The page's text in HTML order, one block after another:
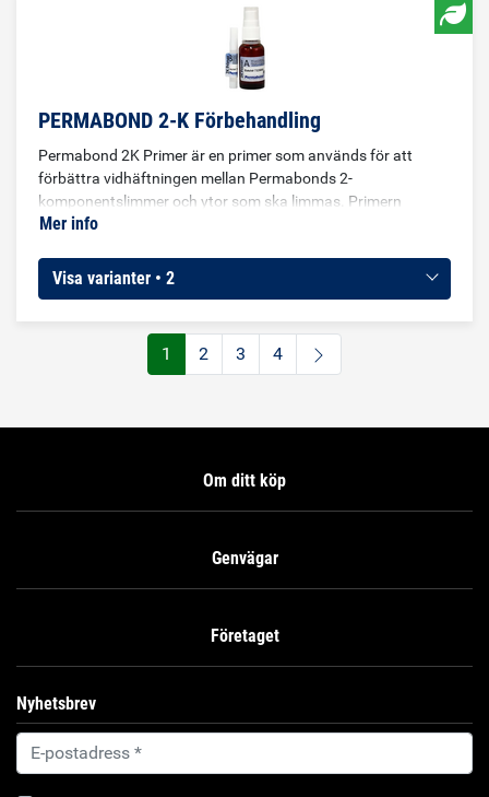
PERMABOND 2-K Förbehandling
Permabond 2K Primer är en primer som används för att
förbättra vidhäftningen mellan Permabonds 2-
komponentslimmer och ytor som ska limmas. Primern
förbättrar långtidsegenskaperna för limfogen, speciellt då de
är röd för enkel inspektion. Primern kan användas på metall,
glas, plast och komposit innan limning med epoxi-,
Mer info
Visa varianter • 2
1 2 3 4
Om ditt köp
Genvägar
Företaget
Nyhetsbrev